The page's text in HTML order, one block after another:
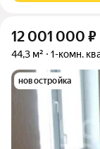
12 001 000 ₽
44,3 м² 1-комн.
новостройка